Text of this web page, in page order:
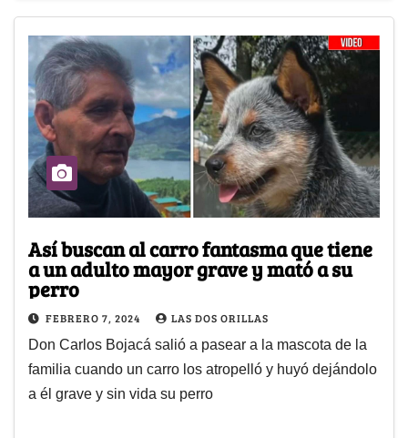
Así buscan al carro fantasma que tiene
a un adulto mayor grave y mató a su
perro
FEBRERO 7, 2024 LAS DOS ORILLAS
Don Carlos Bojacá salió a pasear a la mascota de la
familia cuando un carro los atropelló y huyó dejándolo
a él grave y sin vida su perro